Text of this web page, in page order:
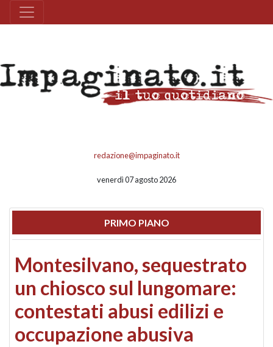
redazione@impaginato.it
venerdì 07 agosto 2026
PRIMO PIANO
Montesilvano, sequestrato
un chiosco sul lungomare:
contestati abusi edilizi e
occupazione abusiva